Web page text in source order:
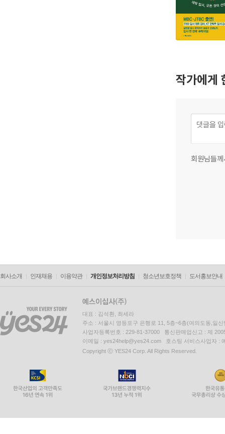
작가에게
회원님들
회사소개 인재채용 이용약관 개인정보처리방침 청소년보호정책 도서홍보안내
대표 : 김석환, 최세라
주소 : 서울시 영등포구 은행로 11, 5층~6층(여의도동,일신
사업자등록번호 : 229-81-37000 통신판매업신고 : 제
이메일 : yes24help@yes24.com 호스팅 서비스사업자 :
Copyright ⓒ YES24 Corp. All Rights Reserved.